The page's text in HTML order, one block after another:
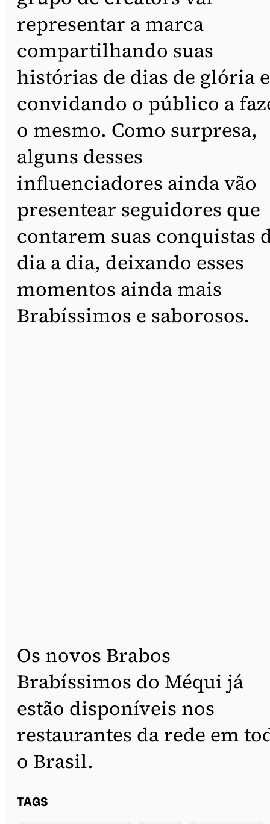
representar a marca
compartilhando suas
histórias de dias de glória e
convidando o público a
o mesmo. Como surpresa,
alguns desses
influenciadores ainda vão
presentear seguidores que
contarem suas conquistas
dia a dia, deixando esses
momentos ainda mais
Brabíssimos e saborosos.
Os novos Brabos
Brabíssimos do Méqui já
estão disponíveis nos
restaurantes da rede em
o Brasil.
TAGS